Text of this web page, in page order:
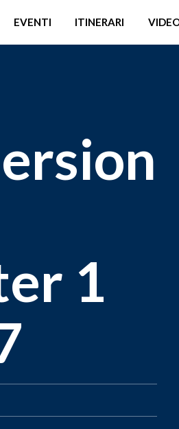
EVENTI ITINERARI
1